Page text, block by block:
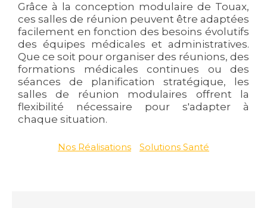
Grâce à la conception modulaire de Touax,
ces salles de réunion peuvent être adaptées
facilement en fonction des besoins évolutifs
des équipes médicales et administratives.
Que ce soit pour organiser des réunions, des
formations médicales continues ou des
séances de planification stratégique, les
salles de réunion modulaires offrent la
flexibilité nécessaire pour s'adapter à
chaque situation.
Nos Réalisations Solutions Santé